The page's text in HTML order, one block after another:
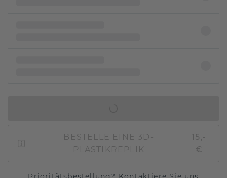
BESTELLE EINE 3D-
PLASTIKREPLIK
15,-
€